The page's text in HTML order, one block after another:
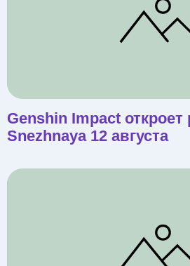
Genshin Impact откроет
Snezhnaya 12 августа